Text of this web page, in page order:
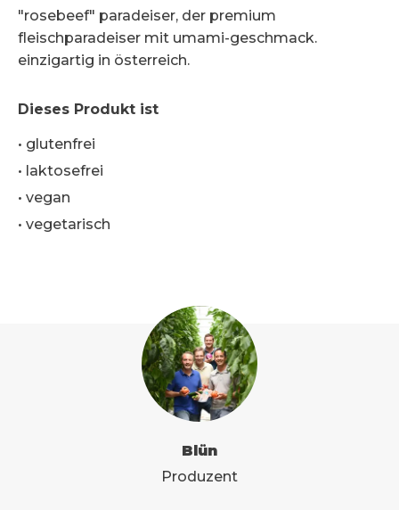
"rosebeef" paradeiser, der premium
fleischparadeiser mit umami-geschmack.
einzigartig in österreich.
Dieses Produkt ist
• glutenfrei
• laktosefrei
• vegan
• vegetarisch
Blün
Produzent